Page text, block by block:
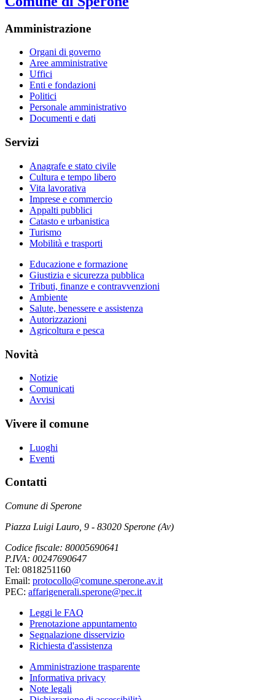
Amministrazione
Organi di governo
Aree amministrative
Uffici
Enti e fondazioni
Politici
Personale amministrativo
Documenti e dati
Servizi
Anagrafe e stato civile
Cultura e tempo libero
Vita lavorativa
Imprese e commercio
Appalti pubblici
Catasto e urbanistica
Turismo
Mobilità e trasporti
Educazione e formazione
Giustizia e sicurezza pubblica
Tributi, finanze e contravvenzioni
Ambiente
Salute, benessere e assistenza
Autorizzazioni
Agricoltura e pesca
Novità
Notizie
Comunicati
Avvisi
Vivere il comune
Luoghi
Eventi
Contatti
Comune di Sperone
Piazza Luigi Lauro, 9 - 83020 Sperone (Av)
Codice fiscale: 80005690641
P.IVA: 00247690647
Tel: 0818251160
Email: protocollo@comune.sperone.av.it
PEC: affarigenerali.sperone@pec.it
Leggi le FAQ
Prenotazione appuntamento
Segnalazione disservizio
Richiesta d'assistenza
Amministrazione trasparente
Informativa privacy
Note legali